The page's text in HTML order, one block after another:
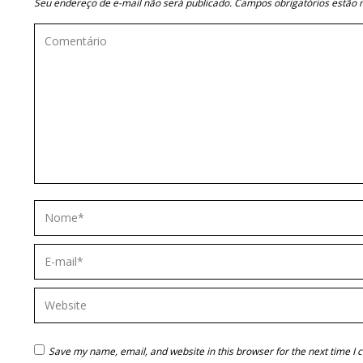
Seu endereço de e-mail não será publicado. Campos obrigatórios estão
Comentário
Nome *
E-mail *
Website
Save my name, email, and website in this browser for the next time I